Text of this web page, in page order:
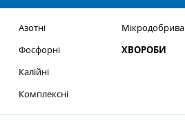
Азотні
Фосфорні
Калійні
Комплексні
Мікродобрива
ХВОРОБИ